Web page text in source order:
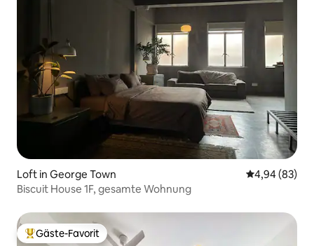
Loft in George Town
4,94 (83)
Biscuit House 1F, gesamte Wohnung
Beliebter Gäste-Favorit.
Gäste-Favorit